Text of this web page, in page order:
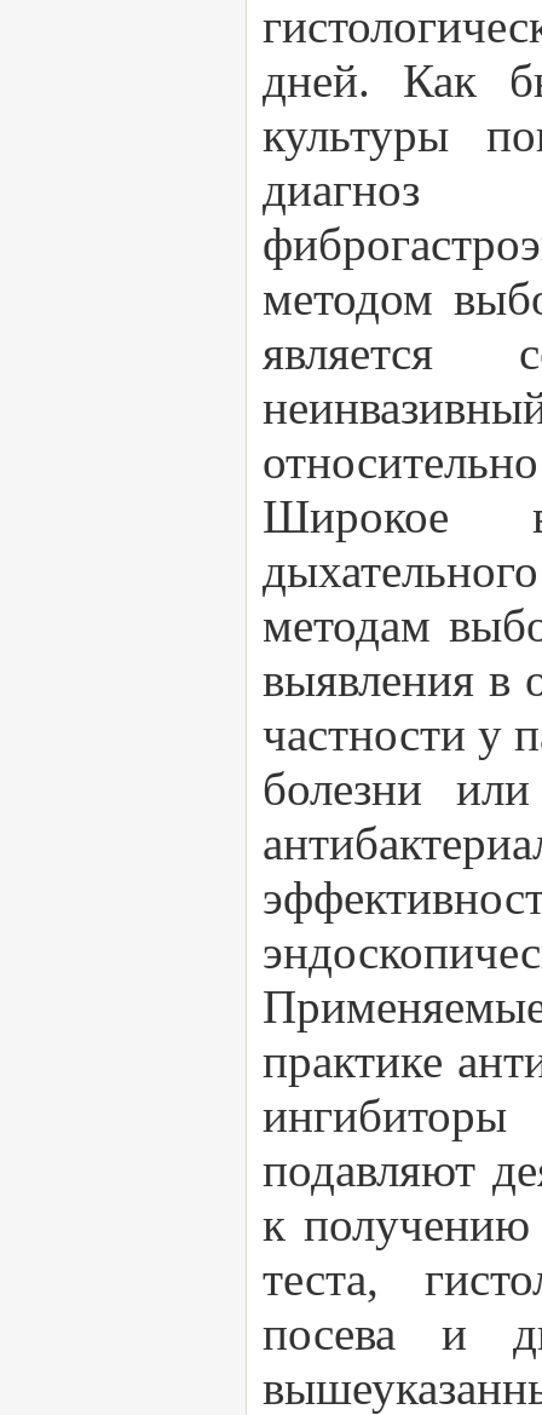
дней. Как
культуры
методом
является
Широкое
методам
выявления в
частности у
болезни
практике
подавляют
к получению
теста,
посева и